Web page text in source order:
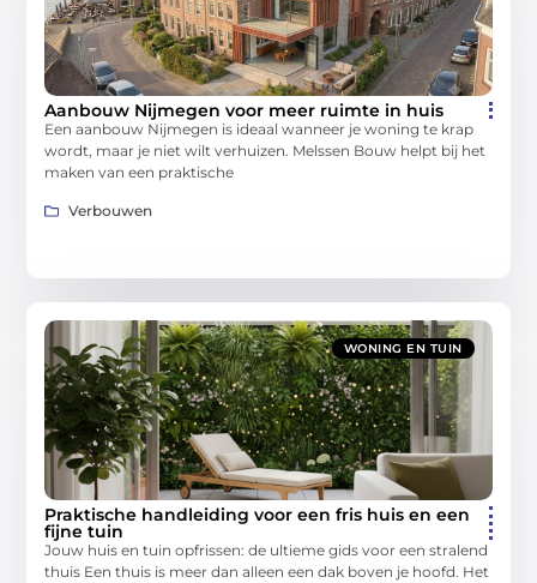
Aanbouw Nijmegen voor meer ruimte in huis
Een aanbouw Nijmegen is ideaal wanneer je woning te krap
wordt, maar je niet wilt verhuizen. Melssen Bouw helpt bij het
maken van een praktische
Verbouwen
WONING EN TUIN
Praktische handleiding voor een fris huis en een
fijne tuin
Jouw huis en tuin opfrissen: de ultieme gids voor een stralend
thuis Een thuis is meer dan alleen een dak boven je hoofd. Het